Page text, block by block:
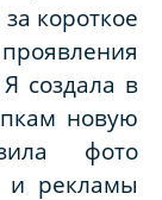
короткое
создала в
новую
фото
и рекламы